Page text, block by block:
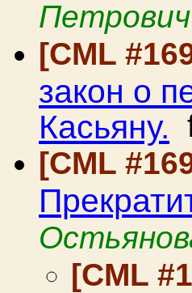
Петрович
[CML
закон о
Касьяну.
[CML
[CML